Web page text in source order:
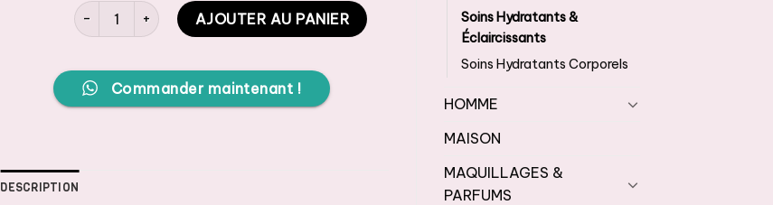
Soins Hydratants &
Éclaircissants
Soins Hydratants Corporels
HOMME
MAISON
MAQUILLAGES &
PARFUMS
quantité de APLB - Glutathione Niacinamide Body Lotion - Körperlotion 300ml
AJOUTER AU PANIER
Commander maintenant !
DESCRIPTION